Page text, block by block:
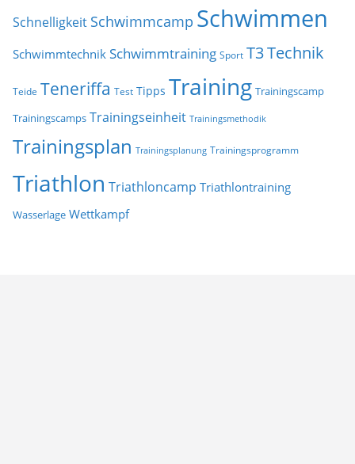
Schnelligkeit Schwimmcamp Schwimmen
Schwimmtechnik Schwimmtraining Sport T3Technik
Teide Teneriffa Test Tipps Training Trainingscamp
Trainingscamps Trainingseinheit Trainingsmethodik
Trainingsplan Trainingsplanung Trainingsprogramm
Triathlon Triathloncamp Triathlontraining
Wasserlage Wettkampf